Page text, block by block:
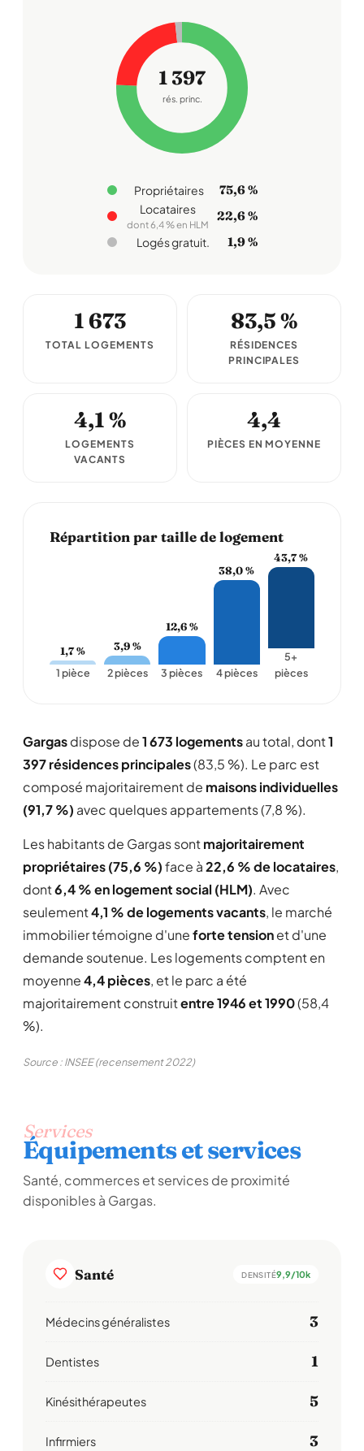
1 397
rés. princ.
Propriétaires 75,6 %
Locataires
dont 6,4 % en HLM
22,6 %
Logés gratuit. 1,9 %
1 673
TOTAL LOGEMENTS
83,5 %
RÉSIDENCES
PRINCIPALES
4,1 %
LOGEMENTS
VACANTS
4,4
PIÈCES EN MOYENNE
Répartition par taille de logement
1,7 %
1 pièce
3,9 %
2 pièces
12,6 %
3 pièces
38,0 %
4 pièces
43,7 %
5+
pièces
Gargasdispose de1 673 logementsau total, dont1
397 résidences principales(83,5 %). Le parc est
composé majoritairement de maisons individuelles
(91,7 %) avec quelques appartements (7,8 %).
Les habitants de Gargas sontmajoritairement
propriétaires (75,6 %)face à22,6 % de locataires,
dont6,4 % en logement social (HLM). Avec
seulement4,1 % de logements vacants, le marché
immobilier témoigne d'uneforte tensionet d'une
demande soutenue. Les logements comptent en
moyenne4,4 pièces, et le parc a été
majoritairement construitentre 1946 et 1990(58,4
%).
Source : INSEE (recensement 2022)
Services
Équipements et services
Santé, commerces et services de proximité
disponibles à Gargas.
Santé DENSITÉ9,9/10k
Médecins généralistes 3
Dentistes 1
Kinésithérapeutes 5
Infirmiers 3